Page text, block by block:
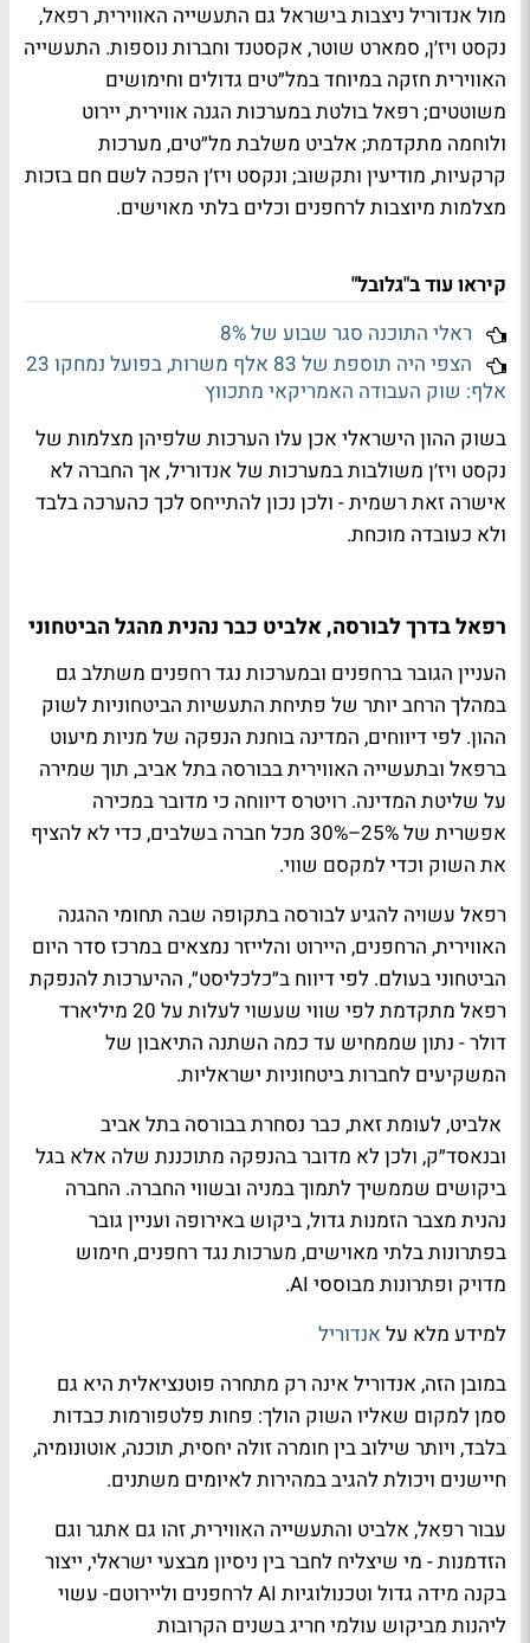
מול אנדוריל ניצבות בישראל גם התעשייה האווירית, רפאל,
נקסט ויז׳ן, סמארט שוטר, אקסטנד וחברות נוספות. התעשייה
האווירית חזקה במיוחד במל״טים גדולים וחימושים
משוטטים; רפאל בולטת במערכות הגנה אווירית, יירוט
ולוחמה מתקדמת; אלביט משלבת מל״טים, מערכות
קרקעיות, מודיעין ותקשוב; ונקסט ויז׳ן הפכה לשם חם בזכות
מצלמות מיוצבות לרחפנים וכלים בלתי מאוישים.
קיראו עוד ב"גלובל"
ראלי התוכנה סגר שבוע של 8%
הצפי היה תוספת של 83 אלף משרות, בפועל נמחקו 23
אלף: שוק העבודה האמריקאי מתכווץ
בשוק ההון הישראלי אכן עלו הערכות שלפיהן מצלמות של
נקסט ויז׳ן משולבות במערכות של אנדוריל, אך החברה לא
אישרה זאת רשמית - ולכן נכון להתייחס לכך כהערכה בלבד
ולא כעובדה מוכחת.
רפאל בדרך לבורסה, אלביט כבר נהנית מהגל הביטחוני
העניין הגובר ברחפנים ובמערכות נגד רחפנים משתלב גם
במהלך הרחב יותר של פתיחת התעשיות הביטחוניות לשוק
ההון. לפי דיווחים, המדינה בוחנת הנפקה של מניות מיעוט
ברפאל ובתעשייה האווירית בבורסה בתל אביב, תוך שמירה
על שליטת המדינה. רויטרס דיווחה כי מדובר במכירה
אפשרית של 25%–30% מכל חברה בשלבים, כדי לא להציף
את השוק וכדי למקסם שווי.
רפאל עשויה להגיע לבורסה בתקופה שבה תחומי ההגנה
האווירית, הרחפנים, היירוט והלייזר נמצאים במרכז סדר היום
הביטחוני בעולם. לפי דיווח ב״כלכליסט״, ההיערכות להנפקת
רפאל מתקדמת לפי שווי שעשוי לעלות על 20 מיליארד
דולר - נתון שממחיש עד כמה השתנה התיאבון של
המשקיעים לחברות ביטחוניות ישראליות.
אלביט, לעומת זאת, כבר נסחרת בבורסה בתל אביב
ובנאסד״ק, ולכן לא מדובר בהנפקה מתוכננת שלה אלא בגל
ביקושים שממשיך לתמוך במניה ובשווי החברה. החברה
נהנית מצבר הזמנות גדול, ביקוש באירופה ועניין גובר
בפתרונות בלתי מאוישים, מערכות נגד רחפנים, חימוש
מדויק ופתרונות מבוססי AI.
למידע מלא על אנדוריל
במובן הזה, אנדוריל אינה רק מתחרה פוטנציאלית היא גם
סמן למקום שאליו השוק הולך: פחות פלטפורמות כבדות
בלבד, ויותר שילוב בין חומרה זולה יחסית, תוכנה, אוטונומיה,
חיישנים ויכולת להגיב במהירות לאיומים משתנים.
עבור רפאל, אלביט והתעשייה האווירית, זהו גם אתגר וגם
הזדמנות - מי שיצליח לחבר בין ניסיון מבצעי ישראלי, ייצור
בקנה מידה גדול וטכנולוגיות AI לרחפנים וליירוטם- עשוי
ליהנות מביקוש עולמי חריג בשנים הקרובות